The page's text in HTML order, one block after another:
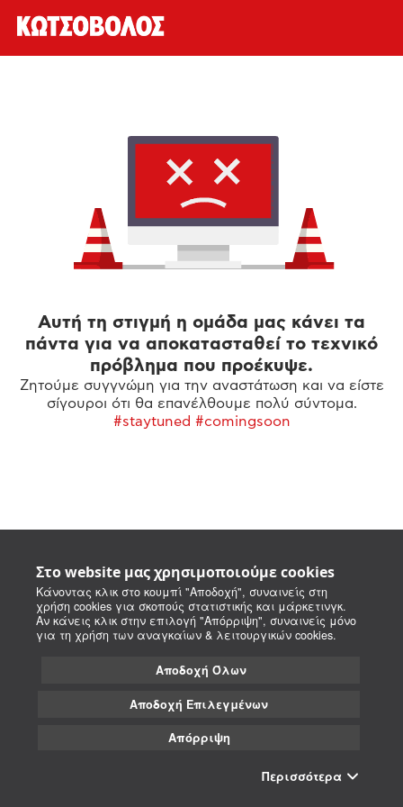
Στο website μας χρησιμοποιούμε cookies
Κάνοντας κλικ στο κουμπί "Αποδοχή", συναινείς στη
χρήση cookies για σκοπούς στατιστικής και μάρκετινγκ.
Αν κάνεις κλικ στην επιλογή "Απόρριψη", συναινείς μόνο
για τη χρήση των αναγκαίων & λειτουργικών cookies.
Αποδοχή Όλων
Αποδοχή Επιλεγμένων
Απόρριψη
Περισσότερα
Αυτή τη στιγμή η ομάδα μας κάνει τα
πάντα για να αποκατασταθεί το τεχνικό
πρόβλημα που προέκυψε.
Ζητούμε συγγνώμη για την αναστάτωση και να είστε
σίγουροι ότι θα επανέλθουμε πολύ σύντομα.
#staytuned #comingsoon